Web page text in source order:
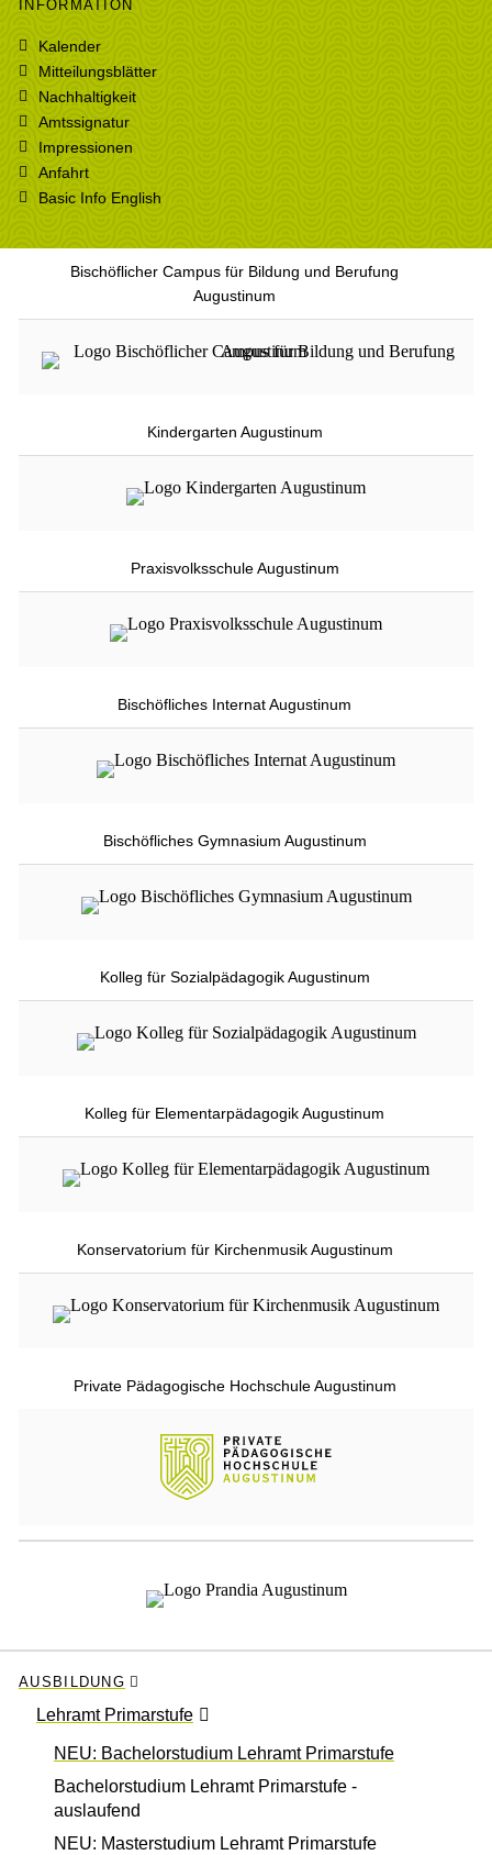
INFORMATION
Kalender
Mitteilungsblätter
Nachhaltigkeit
Amtssignatur
Impressionen
Anfahrt
Basic Info English
Bischöflicher Campus für Bildung und Berufung
Augustinum
Kindergarten Augustinum
Praxisvolksschule Augustinum
Bischöfliches Internat Augustinum
Bischöfliches Gymnasium Augustinum
Kolleg für Sozialpädagogik Augustinum
Kolleg für Elementarpädagogik Augustinum
Konservatorium für Kirchenmusik Augustinum
Private Pädagogische Hochschule Augustinum
AUSBILDUNG
Lehramt Primarstufe
NEU: Bachelorstudium Lehramt Primarstufe
Bachelorstudium Lehramt Primarstufe -
auslaufend
NEU: Masterstudium Lehramt Primarstufe